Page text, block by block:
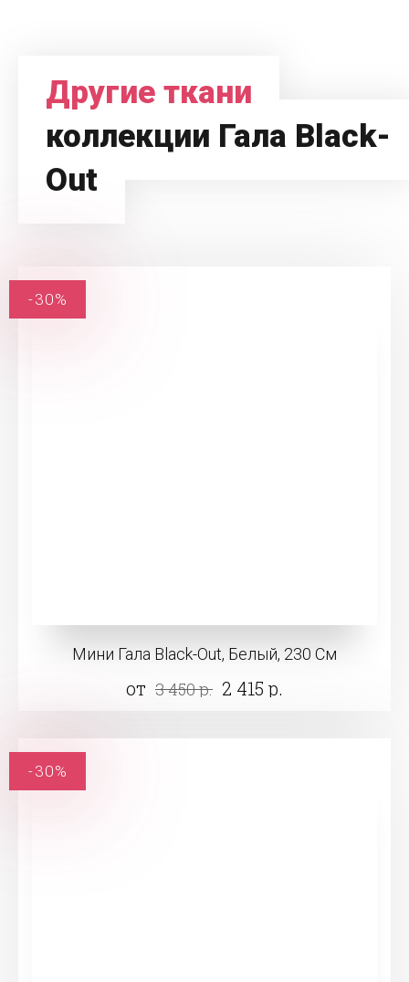
Другие ткани
коллекции Гала Black-
Out
Мини Гала Black-Out, Белый, 230 См
от 3 450 р. 2 415 р.
-30%
-30%